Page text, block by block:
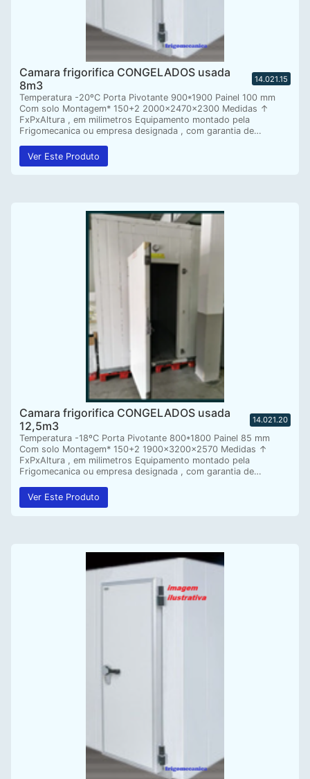
Camara frigorifica CONGELADOS usada
8m3
14.021.15
Temperatura -20ºC Porta Pivotante 900*1900 Painel 100 mm
Com solo Montagem* 150+2 2000x2470x2300 Medidas ↑
FxPxAltura , em milimetros Equipamento montado pela
Frigomecanica ou empresa designada , com garantia de…
Ver Este Produto
Camara frigorifica CONGELADOS usada
12,5m3
14.021.20
Temperatura -18ºC Porta Pivotante 800*1800 Painel 85 mm
Com solo Montagem* 150+2 1900x3200x2570 Medidas ↑
FxPxAltura , em milimetros Equipamento montado pela
Frigomecanica ou empresa designada , com garantia de…
Ver Este Produto